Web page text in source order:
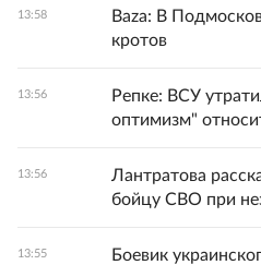
13:58
Baza: В
кротов
13:56
Репке: ВСУ
оптимизм"
13:56
Лантратова
бойцу СВО при
13:55
Боевик